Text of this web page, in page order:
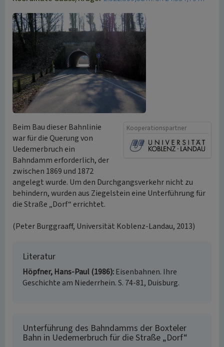
Kooperationspartner
Beim Bau dieser Bahnlinie
war für die Querung von
Uedemerbruch ein
Bahndamm erforderlich, der
zwischen 1869 und 1872
angelegt wurde. Um den Durchgangsverkehr nicht zu
behindern, wurden aus Ziegelstein eine Unterführung für
die Straße „Dorf“ errichtet.
(Peter Burggraaff, Universität Koblenz-Landau, 2013)
Literatur
Höpfner, Hans-Paul (1986) Eisenbahnen. Ihre
Geschichte am Niederrhein. S. 74-81, Duisburg.
Unterführung des Bahndamms der Boxteler
Bahn in Uedemerbruch für die Straße „Dorf“